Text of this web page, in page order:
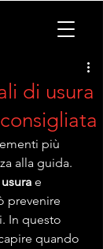
di usura
più
alla guida.
e
prevenire
In questo
quando